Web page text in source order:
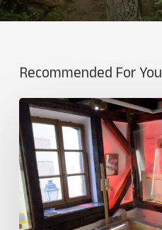
Recommended For You